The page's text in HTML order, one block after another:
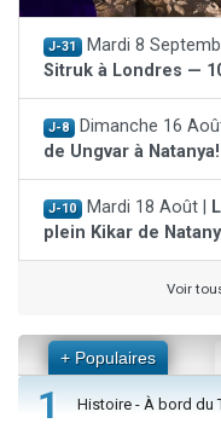
J-31 Mardi 8
Sitruk à Londres —
J-8 Dimanche 16
de Ungvar à Natanya!
J-10 Mardi 18 Août |
plein Kikar de
Voir
+ Populaires
1 Histoire - À bord du